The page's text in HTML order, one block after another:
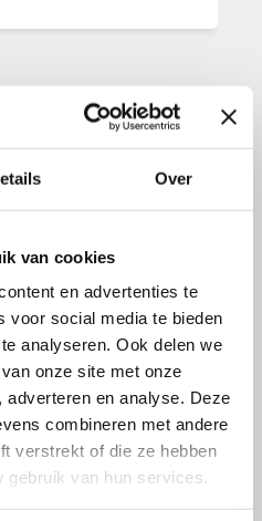
Over
van cookies
en advertenties te
voor social media te bieden
analyseren. Ook delen we
onze site met onze
en analyse. Deze
combineren met andere
verstrekt of die ze hebben
gebruik van hun services.
Verander je
gebruik te kunnen